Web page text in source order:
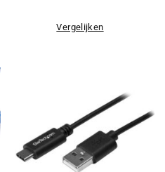
Vergelijken